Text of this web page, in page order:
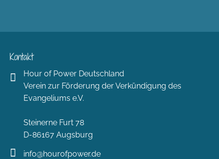
Kontakt
Hour of Power Deutschland
Verein zur Förderung der Verkündigung des
Evangeliums e.V.
Steinerne Furt 78
D-86167 Augsburg
info@hourofpower.de